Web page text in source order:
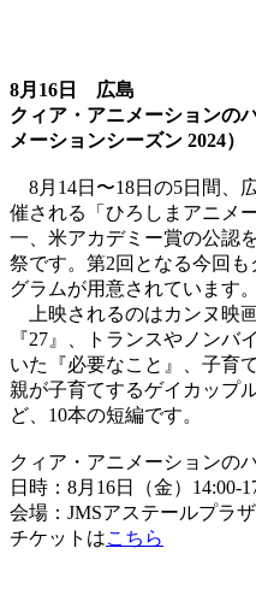
8月16日 広島
クィア・アニメーションの
メーションシーズン 2024）
8月14日〜18日の5日間、
催される「ひろしまアニメ
一、米アカデミー賞の公認
祭です。第2回となる今回
グラムが用意されています。
上映されるのはカンヌ映
『27』、トランスやノンバ
いた『必要なこと』、子育
親が子育てするゲイカップ
ど、10本の短編です。
クィア・アニメーションの
日時：8月16日（金）14:00-
会場：JMSアステールプラ
チケットはこちら